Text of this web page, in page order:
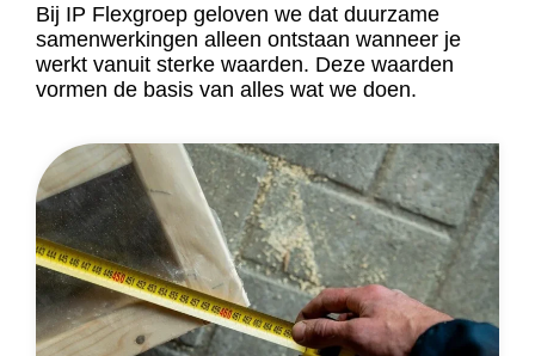
Bij IP Flexgroep geloven we dat duurzame
samenwerkingen alleen ontstaan wanneer je
werkt vanuit sterke waarden. Deze waarden
vormen de basis van alles wat we doen.